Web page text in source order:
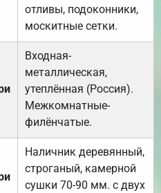
отливы, подоконники,
москитные сетки.
Входная-
металлическая,
утеплённая (Россия).
Межкомнатные-
филёнчатые.
Наличник деревянный,
строганый, камерной
сушки 70-90 мм. с двух